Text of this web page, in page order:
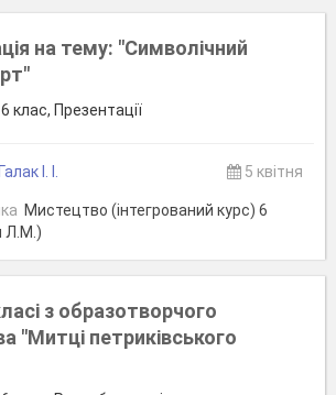
на тему: "Символічний
клас, Презентації
Галак І. І. 5 квітня
Мистецтво (інтегрований курс) 6
Л.М.)
з образотворчого
"Митці петриківського